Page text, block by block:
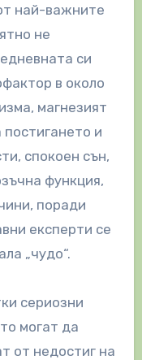
най-важните
не
си
в около
магнезият
и
спокоен сън,
функция,
поради
експерти се
„чудо“.
сериозни
могат да
от недостиг на